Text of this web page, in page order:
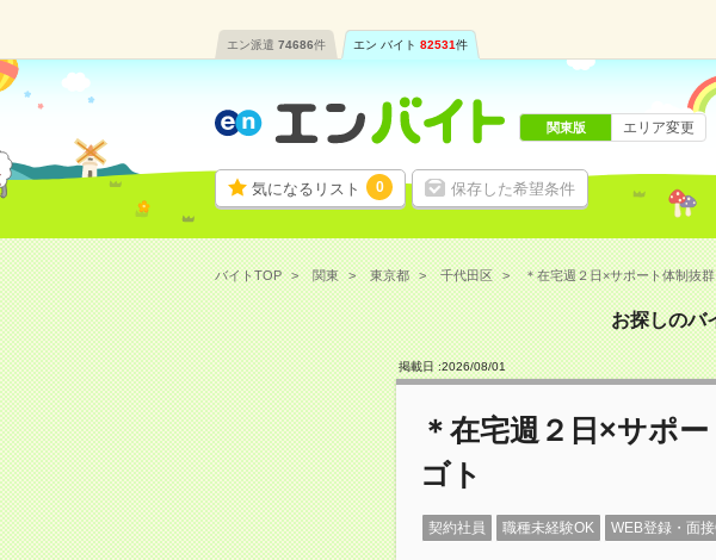
エン派遣 74686件 エン バイト 82531件
気になるリスト 0 保存した希望条件
関東版 エリア変更
バイトTOP 関東 東京都 千代田区 ＊在宅週２日×サポート体制抜
お探しのバ
掲載日 :2026/08/01
＊在宅週２日×サポ
ゴト
契約社員 職種未経験OK WEB登録・面